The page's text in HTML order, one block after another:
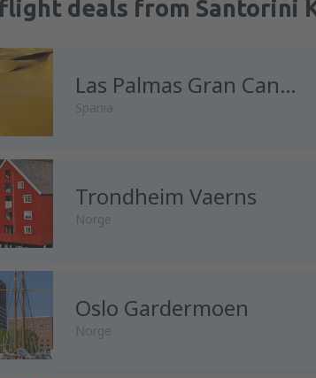
deals from Santorini
Las Palmas Gran Canaria
Spania
Trondheim Vaerns
Norge
Oslo Gardermoen
Norge